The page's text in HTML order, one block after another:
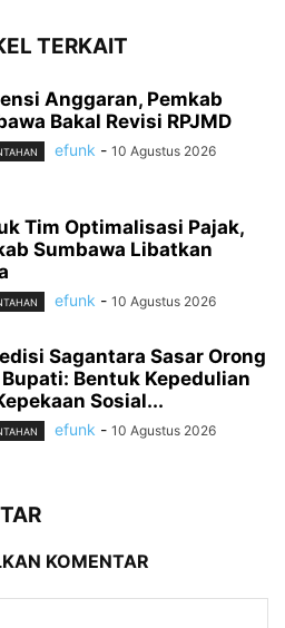
TERKAIT
Anggaran, Pemkab
Bakal Revisi RPJMD
efunk - 10 Agustus 2026
Tim Optimalisasi Pajak,
Sumbawa Libatkan
efunk - 10 Agustus 2026
Sagantara Sasar Orong
Bupati: Bentuk Kepedulian
Sosial...
efunk - 10 Agustus 2026
KOMENTAR